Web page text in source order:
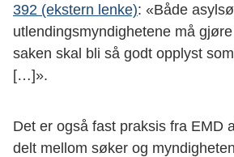
392 (ekstern lenke): «Både
utlendingsmyndighetene må
saken skal bli så godt opplyst
[…]».
Det er også fast praksis fra EMD
delt mellom søker og